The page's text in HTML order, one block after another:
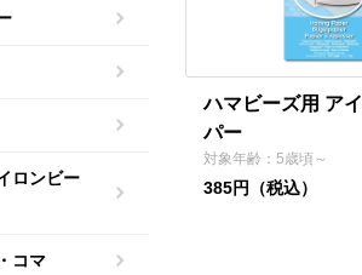
ロンビー
コマ
ハマビーズ用 ア
パー
対象年齢：5歳頃～
385円（税込）